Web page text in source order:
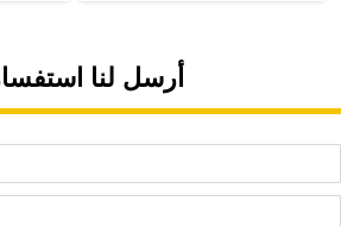
الفرامل الأمامية السيراميك
يرسل أسعار الجملة
أرسل لنا